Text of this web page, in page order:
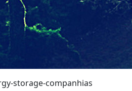
storage-companhias